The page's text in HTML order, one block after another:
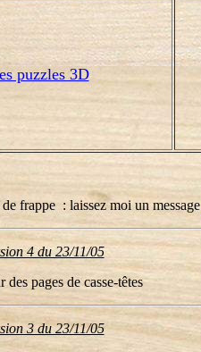
puzzles 3D
frappe : laissez moi un message
4 du 23/11/05
des pages de casse-têtes
3 du 23/11/05